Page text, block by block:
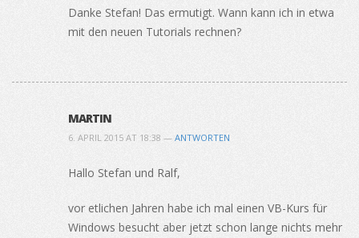
Danke Stefan! Das ermutigt. Wann kann ich in etwa
mit den neuen Tutorials rechnen?
MARTIN
6. APRIL 2015 AT 18:38 — ANTWORTEN
Hallo Stefan und Ralf,
vor etlichen Jahren habe ich mal einen VB-Kurs für
Windows besucht aber jetzt schon lange nichts mehr